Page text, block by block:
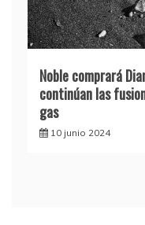
Noble comprará
continúan las
gas
10 junio 2024